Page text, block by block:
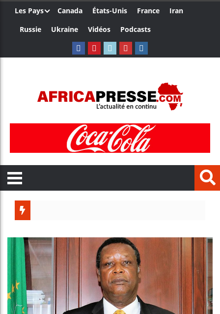
Les Pays Canada États-Unis France
Iran
Russie
Ukraine Vidéos Podcasts
Bénin
Aliko